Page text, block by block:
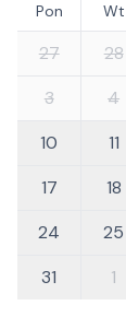
Pon Wt
27 28
3
4
10
11
17
18
24
25
31
1